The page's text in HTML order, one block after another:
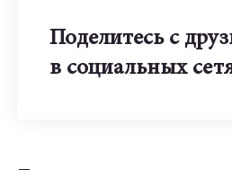
Поделитесь с
в социальных